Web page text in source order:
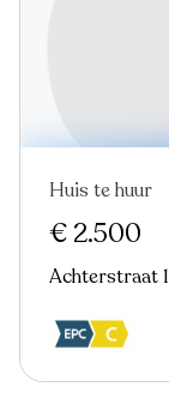
Nieuw
Huis te huur
€ 2.500
Achterstraat